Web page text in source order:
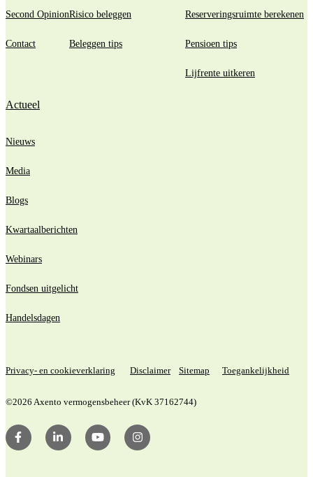
Second Opinion
Contact
Risico beleggen
Beleggen tips
Reserveringsruimte berekenen
Pensioen tips
Lijfrente uitkeren
Actueel
Nieuws
Media
Blogs
Kwartaalberichten
Webinars
Fondsen uitgelicht
Handelsdagen
Privacy- en cookieverklaring Disclaimer Sitemap Toegankelijkheid
©2026 Axento vermogensbeheer (KvK 37162744)